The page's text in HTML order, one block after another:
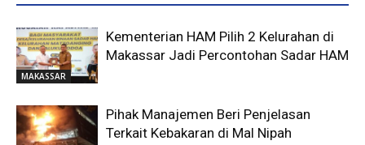
MAKASSAR
Kementerian HAM Pilih 2 Kelurahan di
Makassar Jadi Percontohan Sadar HAM
Pihak Manajemen Beri Penjelasan
Terkait Kebakaran di Mal Nipah